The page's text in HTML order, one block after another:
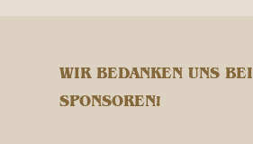
WIR BEDANKEN UNS
SPONSOREN!